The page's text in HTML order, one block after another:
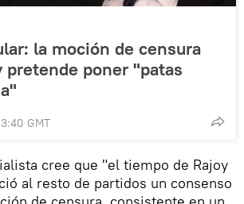
la moción de censura
pretende poner "patas
GMT
cree que "el tiempo de Rajoy
al resto de partidos un consenso